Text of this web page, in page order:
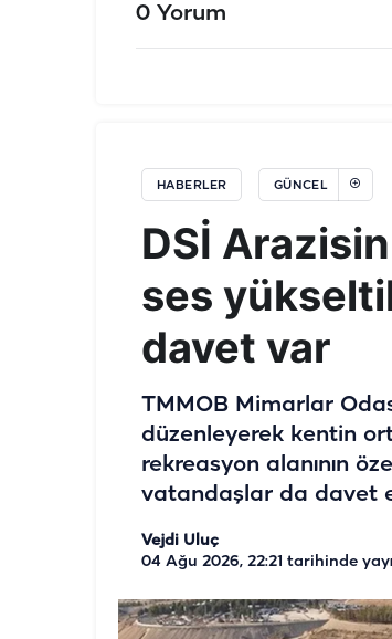
0 Yorum
HABERLER GÜNCEL
DSİ
ses
davet var
TMMOB Mimarlar
düzenleyerek kentin
rekreasyon alanının
vatandaşlar da davet
Vejdi Uluç
04 Ağu 2026, 22:21 tarihinde